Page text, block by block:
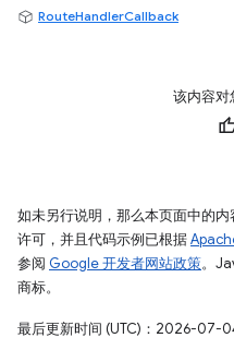
RouteHandlerCallback
该内容对
如未另行说明，那么本页面中的内
许可，并且代码示例已根据
参阅 Google 开发者网站政策。
商标。
最后更新时间 (UTC)：2026-07-